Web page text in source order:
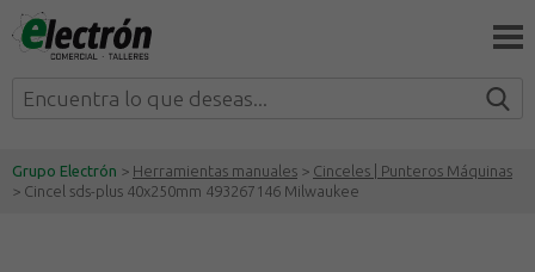
Grupo Electrón > Herramientas manuales > Cinceles | Punteros Máquinas
> Cincel sds-plus 40x250mm 493267146 Milwaukee